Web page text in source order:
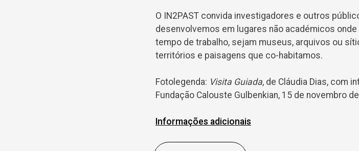
O IN2PAST convida investigadores e outros
desenvolvemos em lugares não académicos
tempo de trabalho, sejam museus, arquivos ou
territórios e paisagens que co-habitamos.
Fotolegenda: Visita Guiada, de Cláudia Dias, com
Fundação Calouste Gulbenkian, 15 de novembro
Informações adicionais